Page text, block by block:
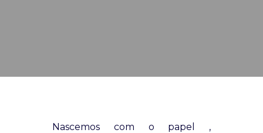
Nascemos com o papel ,